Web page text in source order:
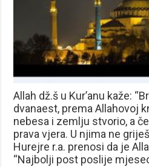
Allah dž.š u Kur’anu kaže:
dvanaest, prema Allahovoj
nebesa i zemlju stvorio, a
prava vjera. U njima ne
Hurejre r.a. prenosi da je
“Najbolji post poslije